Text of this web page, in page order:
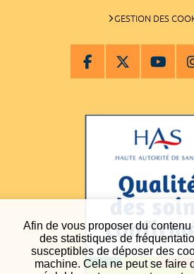
Afin de vous proposer du
des statistiques de
susceptibles de déposer des
machine. Cela ne peut se faire
GESTION DES